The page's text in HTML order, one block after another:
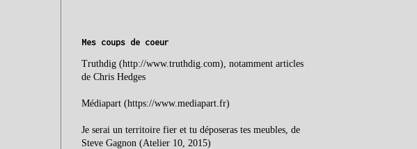
Mes coups de coeur
Truthdig (http://www.truthdig.com), notamment articles
de Chris Hedges
Médiapart (https://www.mediapart.fr)
Je serai un territoire fier et tu déposeras tes meubles, de
Steve Gagnon (Atelier 10, 2015)